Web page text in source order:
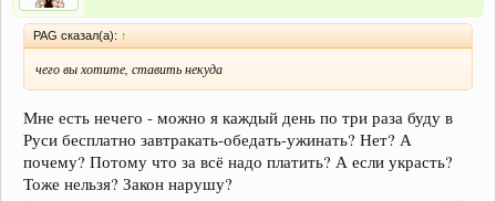
PAG сказал(а): ↑
чего вы хотите, ставить некуда
Мне есть нечего - можно я каждый день по три раза буду в
Руси бесплатно завтракать-обедать-ужинать? Нет? А
почему? Потому что за всё надо платить? А если украсть?
Тоже нельзя? Закон нарушу?